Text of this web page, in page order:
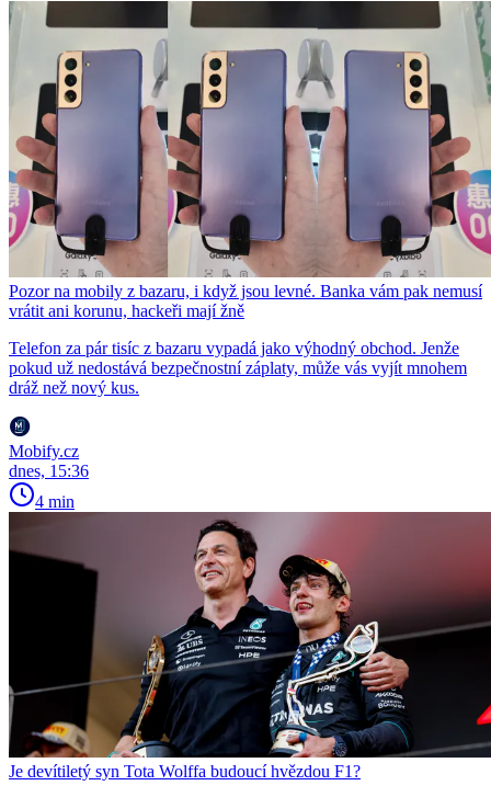
Pozor na mobily z bazaru, i když jsou levné. Banka vám pak nemusí
vrátit ani korunu, hackeři mají žně
Telefon za pár tisíc z bazaru vypadá jako výhodný obchod. Jenže
pokud už nedostává bezpečnostní záplaty, může vás vyjít mnohem
dráž než nový kus.
Mobify.cz
dnes, 15:36
4 min
Je devítiletý syn Tota Wolffa budoucí hvězdou F1?